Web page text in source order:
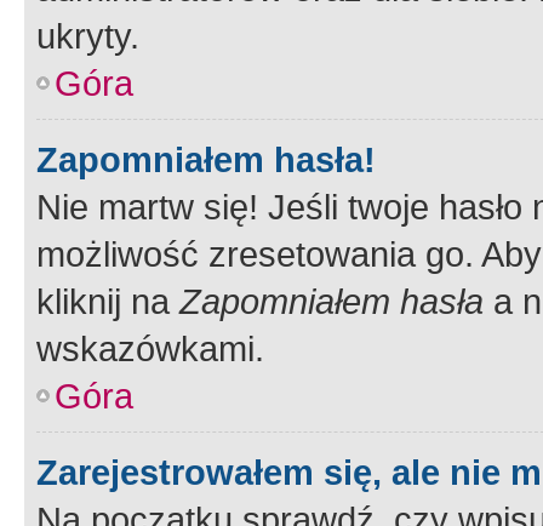
ukryty.
Góra
Zapomniałem hasła!
Nie martw się! Jeśli twoje
możliwość zresetowania go.
kliknij naZapomniałem hasła a
wskazówkami.
Góra
Zarejestrowałem się, ale nie